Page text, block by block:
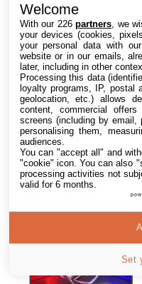
ASUS ROG ZEPHYRUS-
GU605CP-DR0W 16
2.5K OLED 240Hz
(Processeur Intel®
Ultra 9 285H, 32GB
1TB SSD, NVIDIA®
RTX™ 5070, Windows 11
Home) - Clavier AZERTY
Gamer premium ultrafin, 16",
série 40/50, excellent
refroidissement, design
4 offres
à partir de0€
Welcome
With our 226partners , we
your devices (cookies,
your personal data with
website or in our emails,
later, including in other
Processing this data
loyalty programs, IP, postal
geolocation, etc.) allows
content, commercial
screens (including by email,
personalising them,
audiences.
You can "accept all" and
"cookie" icon. You can also
processing activities not
valid for 6 months.
Set